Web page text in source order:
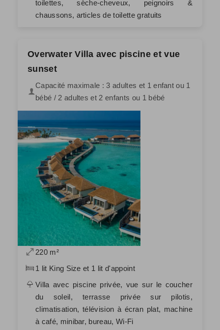
toilettes, sèche-cheveux, peignoirs &
chaussons, articles de toilette gratuits
Overwater Villa avec piscine et vue
sunset
Capacité maximale : 3 adultes et 1 enfant ou 1
bébé / 2 adultes et 2 enfants ou 1 bébé
220 m²
1 lit King Size et 1 lit d'appoint
Villa avec piscine privée, vue sur le coucher
du soleil, terrasse privée sur pilotis,
climatisation, télévision à écran plat, machine
à café, minibar, bureau, Wi-Fi